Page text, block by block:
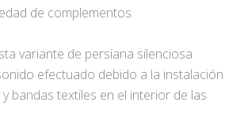
de complementos.
variante de persiana silenciosa
efectuado debido a la instalación
bandas textiles en el interior de las